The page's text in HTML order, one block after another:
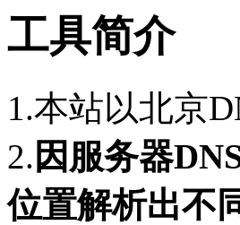
工具简介
1.本站以北京
2. 因服务器
位置解析出不